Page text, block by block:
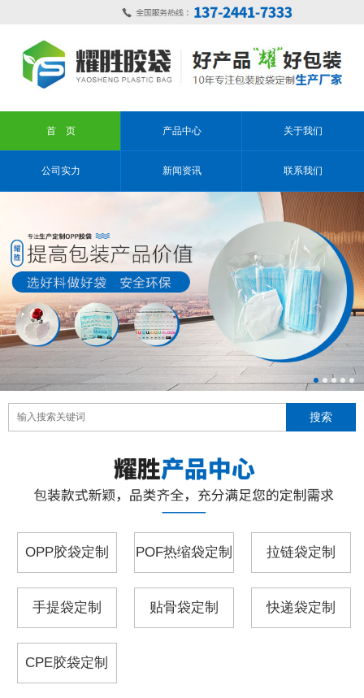
首 页 产品中心 关于我们
公司实力 新闻资讯 联系我们
OPP胶袋定制 POF热缩袋定制 拉链袋定制
手提袋定制 贴骨袋定制 快递袋定制
CPE胶袋定制